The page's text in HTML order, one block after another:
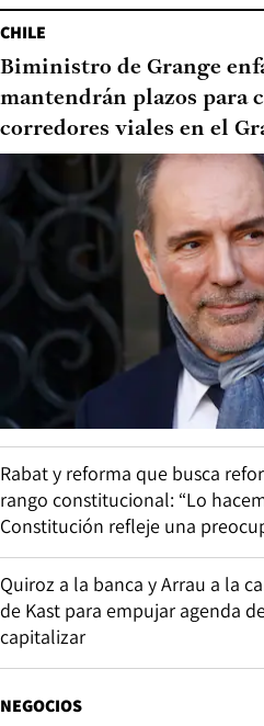
CHILE
Biministro de Grange
mantendrán plazos para
corredores viales en el
Rabat y reforma que busca
rango constitucional: “Lo
Constitución refleje una
Quiroz a la banca y Arrau a la
de Kast para empujar agenda
capitalizar
NEGOCIOS